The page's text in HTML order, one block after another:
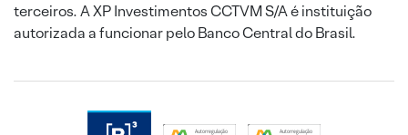
terceiros. A XP Investimentos CCTVM S/A é instituição
autorizada a funcionar pelo Banco Central do Brasil.